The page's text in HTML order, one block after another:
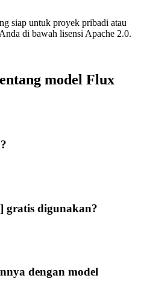
siap untuk proyek pribadi atau
di bawah lisensi Apache 2.0.
model Flux
gratis digunakan?
dengan model